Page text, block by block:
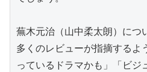
蕪木元治（山中柔太朗）につ
多くのレビューが指摘するよ
っているドラマかも」「ビジ